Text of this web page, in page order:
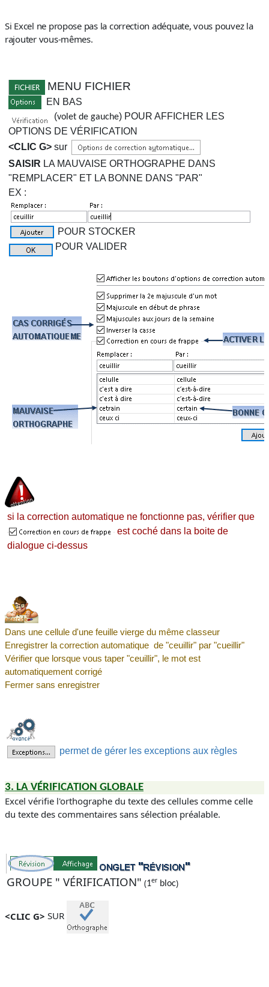
Si Excel ne propose pas la correction adéquate, vous pouvez la
rajouter vous-mêmes.
MENU FICHIER
EN BAS
(volet de gauche) POUR AFFICHER LES
OPTIONS DE VÉRIFICATION
<CLIC G>sur
SAISIR LA MAUVAISE ORTHOGRAPHE DANS
"REMPLACER" ET LA BONNE DANS "PAR"
EX :
POUR STOCKER
POUR VALIDER
si la correction automatique ne fonctionne pas, vérifier que
est coché dans la boite de
dialogue ci-dessus
Dans une cellule d'une feuille vierge du même classeur
Enregistrer la correction automatique de "ceuillir" par "cueillir"
Vérifier que lorsque vous taper "ceuillir", le mot est
automatiquement corrigé
Fermer sans enregistrer
permet de gérer les exceptions aux règles
3. LA VÉRIFICATION GLOBALE
Excel vérifie l'orthographe du texte des cellules comme celle
du texte des commentaires sans sélection préalable.
GROUPE " VÉRIFICATION" (1er bloc)
<CLIC G> SUR